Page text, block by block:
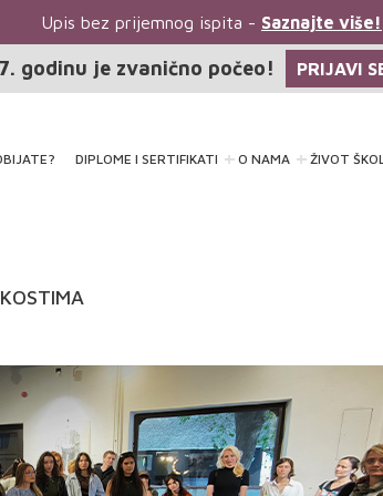
Upis bez prijemnog ispita -Saznajte više!
godinu je zvanično počeo! PRIJAVI
DIPLOME I SERTIFIKATI O NAMA ŽIVOT